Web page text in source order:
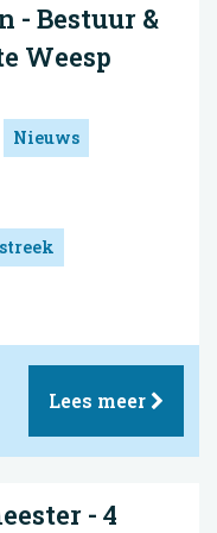
- Bestuur &
Weesp
Nieuws
Lees meer
- 4